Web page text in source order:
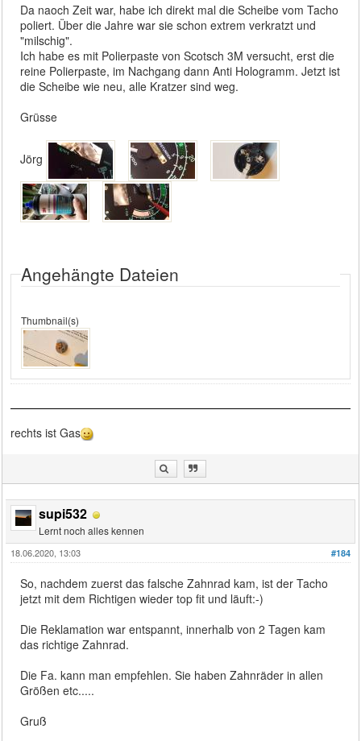
Da naoch Zeit war, habe ich direkt mal die Scheibe vom Tacho
poliert. Über die Jahre war sie schon extrem verkratzt und
"milschig".
Ich habe es mit Polierpaste von Scotsch 3M versucht, erst die
reine Polierpaste, im Nachgang dann Anti Hologramm. Jetzt ist
die Scheibe wie neu, alle Kratzer sind weg.
Grüsse
Jörg
Angehängte Dateien
Thumbnail(s)
rechts ist Gas
supi532
Lernt noch alles kennen
#184
18.06.2020, 13:03
So, nachdem zuerst das falsche Zahnrad kam, ist der Tacho
jetzt mit dem Richtigen wieder top fit und läuft:-)
Die Reklamation war entspannt, innerhalb von 2 Tagen kam
das richtige Zahnrad.
Die Fa. kann man empfehlen. Sie haben Zahnräder in allen
Größen etc.....
Gruß